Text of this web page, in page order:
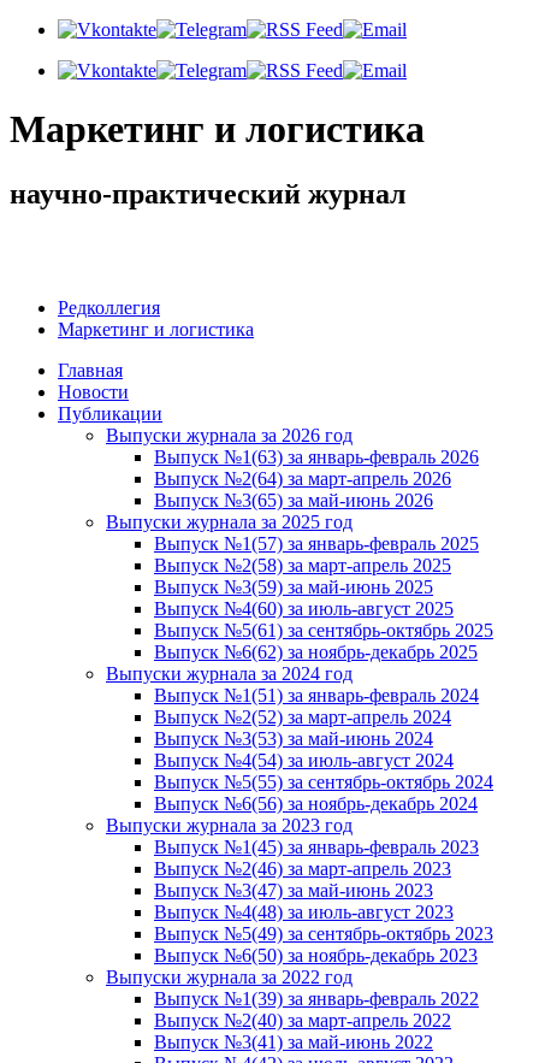
Маркетинг и логистика
научно-практический журнал
Редколлегия
Маркетинг и логистика
Главная
Новости
Публикации
Выпуски журнала за 2026 год
Выпуск №1(63) за январь-февраль 2026
Выпуск №2(64) за март-апрель 2026
Выпуск №3(65) за май-июнь 2026
Выпуски журнала за 2025 год
Выпуск №1(57) за январь-февраль 2025
Выпуск №2(58) за март-апрель 2025
Выпуск №3(59) за май-июнь 2025
Выпуск №4(60) за июль-август 2025
Выпуск №5(61) за сентябрь-октябрь 2025
Выпуск №6(62) за ноябрь-декабрь 2025
Выпуски журнала за 2024 год
Выпуск №1(51) за январь-февраль 2024
Выпуск №2(52) за март-апрель 2024
Выпуск №3(53) за май-июнь 2024
Выпуск №4(54) за июль-август 2024
Выпуск №5(55) за сентябрь-октябрь 2024
Выпуск №6(56) за ноябрь-декабрь 2024
Выпуски журнала за 2023 год
Выпуск №1(45) за январь-февраль 2023
Выпуск №2(46) за март-апрель 2023
Выпуск №3(47) за май-июнь 2023
Выпуск №4(48) за июль-август 2023
Выпуск №5(49) за сентябрь-октябрь 2023
Выпуск №6(50) за ноябрь-декабрь 2023
Выпуски журнала за 2022 год
Выпуск №1(39) за январь-февраль 2022
Выпуск №2(40) за март-апрель 2022
Выпуск №3(41) за май-июнь 2022